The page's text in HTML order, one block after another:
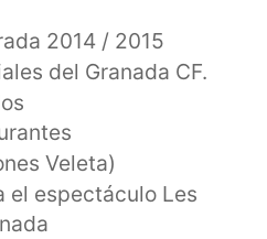
2014 / 2015
del Granada CF.
Veleta)
el espectáculo Les